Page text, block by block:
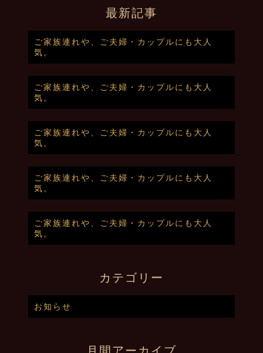
最新記事
ご家族連れや、ご夫婦・カップルにも大人
気。
ご家族連れや、ご夫婦・カップルにも大人
気。
ご家族連れや、ご夫婦・カップルにも大人
気。
ご家族連れや、ご夫婦・カップルにも大人
気。
ご家族連れや、ご夫婦・カップルにも大人
気。
カテゴリー
お知らせ